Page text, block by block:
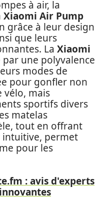
à air, la
Xiaomi Air Pump
grâce à leur design
que leurs
La Xiaomi
une polyvalence
modes de
pour gonfler non
vélo, mais
sportifs divers
matelas
tout en offrant
permet
pour les
: avis d'experts